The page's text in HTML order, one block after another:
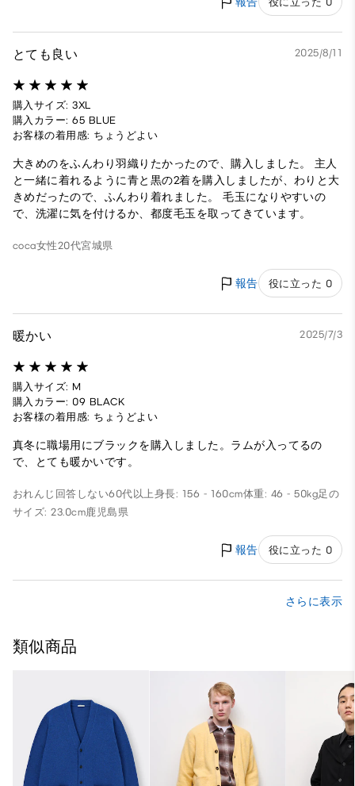
とても良い 2025/8/11
購入サイズ: 3XL
購入カラー: 65 BLUE
お客様の着用感: ちょうどよい
大きめのをふんわり羽織りたかったので、購入しました。 主人
と一緒に着れるように青と黒の2着を購入しましたが、わりと大
きめだったので、ふんわり着れました。 毛玉になりやすいの
で、洗濯に気を付けるか、都度毛玉を取ってきています。
coca女性20代宮城県
報告 役に立った 0
暖かい 2025/7/3
購入サイズ: M
購入カラー: 09 BLACK
お客様の着用感: ちょうどよい
真冬に職場用にブラックを購入しました。ラムが入ってるの
で、とても暖かいです。
おれんじ 回答しない60代以上身長: 156 - 160cm体重: 46 - 50kg足の
サイズ: 23.0cm鹿児島県
報告 役に立った 0
さらに表示
類似商品